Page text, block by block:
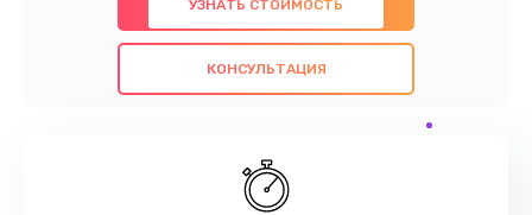
использованием оригинальных компонентов, а
также гарантируем качество всех
проведенных работ. Наша цель - предоставить
обслуживание, удовлетворяя их потребности
наилучшим образом. Не медлите записаться на
УЗНАТЬ СТОИМОСТЬ
КОНСУЛЬТАЦИЯ